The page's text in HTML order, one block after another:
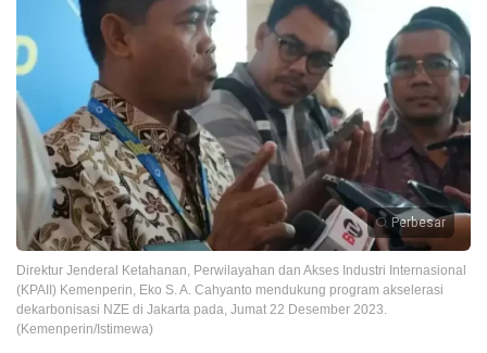
Perbesar
Direktur Jenderal Ketahanan, Perwilayahan dan Akses Industri Internasional
(KPAII) Kemenperin, Eko S. A. Cahyanto mendukung program akselerasi
dekarbonisasi NZE di Jakarta pada, Jumat 22 Desember 2023.
(Kemenperin/Istimewa)